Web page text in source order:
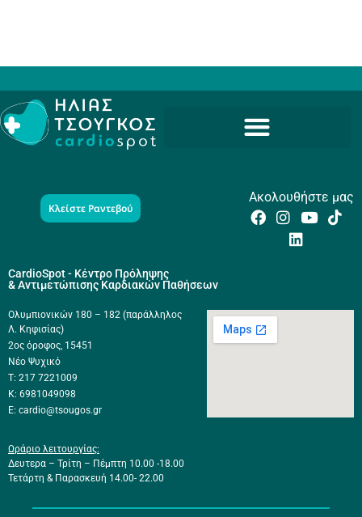
Κλείστε Ραντεβού
Ακολουθήστε μας
CardioSpot - Κέντρο Πρόληψης
& Αντιμετώπισης Καρδιακών Παθήσεων
Ολυμπιονικών 180 – 182 (παράλληλος
Λ. Κηφισίας)
2ος όροφος, 15451
Νέο Ψυχικό
Τ: 217 7221009
Κ: 6981049098
E: cardio@tsougos.gr
Ωράριο λειτουργίας:
Δευτερα – Τρίτη – Πέμπτη 10.00 -18.00
Τετάρτη & Παρασκευή 14.00- 22.00